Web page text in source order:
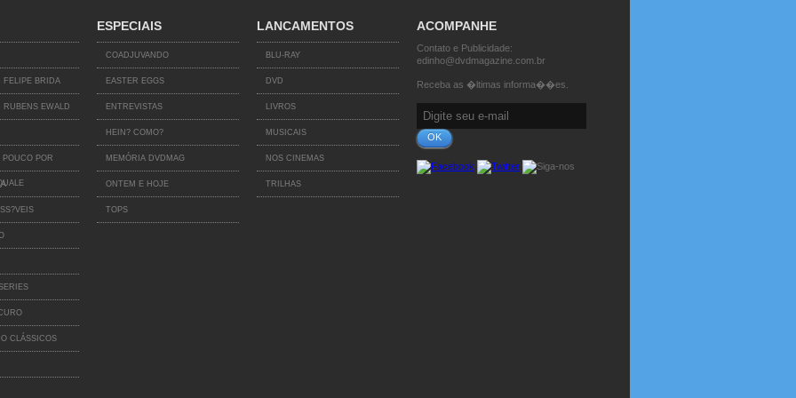
FELIPE BRIDA
RUBENS EWALD
POR
CLÁSSICOS
ESPECIAIS
COADJUVANDO
EASTER EGGS
ENTREVISTAS
HEIN? COMO?
MEMÓRIA DVDMAG
ONTEM E HOJE
TOPS
LANCAMENTOS
BLU-RAY
DVD
LIVROS
MUSICAIS
NOS CINEMAS
TRILHAS
ACOMPANHE
Contato e Publicidade:
edinho@dvdmagazine.com.br
Receba as �ltimas informa��es.
OK